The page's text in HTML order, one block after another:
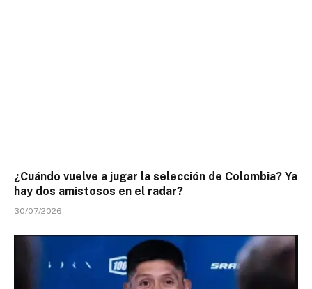
¿Cuándo vuelve a jugar la selección de Colombia? Ya
hay dos amistosos en el radar?
30/07/2026